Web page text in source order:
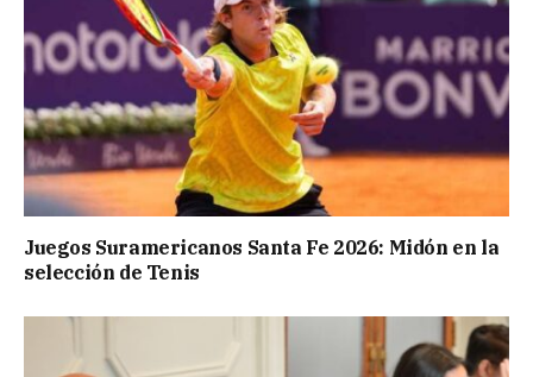
Juegos Suramericanos Santa Fe 2026: Midón en la
selección de Tenis